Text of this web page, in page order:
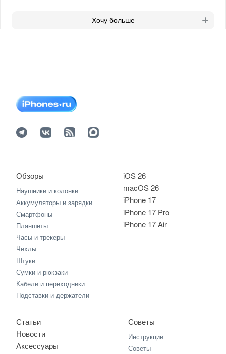
Хочу больше
iOS 26
macOS 26
iPhone 17
iPhone 17 Pro
iPhone 17 Air
Обзоры
Наушники и колонки
Аккумуляторы и зарядки
Смартфоны
Планшеты
Часы и трекеры
Чехлы
Штуки
Сумки и рюкзаки
Кабели и переходники
Подставки и держатели
Статьи
Новости
Аксессуары
Советы
Инструкции
Советы